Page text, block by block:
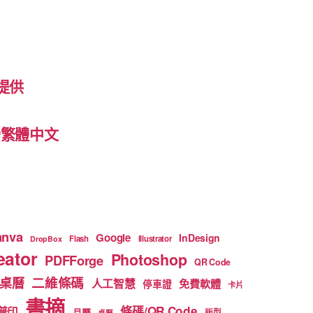
供
體中文
DropBox Flash Google Illustrator InDesign
PDFForge Photoshop QR Code
曆 二維條碼 人工智慧 停車證 免費軟體 卡片